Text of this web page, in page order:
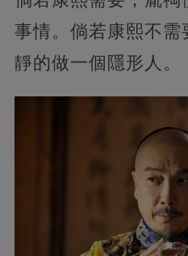
事情。倘若康熙不需
靜的做一個隱形人。